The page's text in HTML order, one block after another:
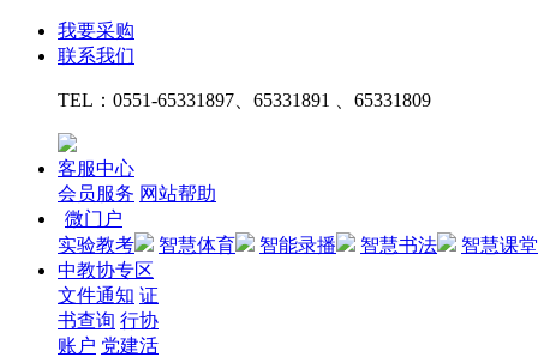
我要采购
联系我们
TEL： 0551-65331897、65331891 、65331809
客服中心
会员服务 网站帮助
微门户
实验教考
智慧体育 智能录播 智慧书法
智慧课堂
中教协专区
文件通知 证
书查询 行协
账户 党建活